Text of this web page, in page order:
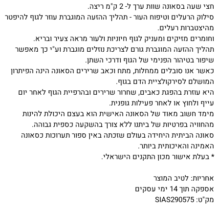
חצי שעה בסאונה שוות ערך ל- 2 ק"מ ריצה.
סילוק הרעלים וטיפוח העור - תהליך ההזעה המוגברת עוזר לגוף להיפטר
מהיצטברות רעלים.
וחומרים מזיקים ומעניק לגוף חיוניות ולעור מראה צעיר ובריא.
תהליך ההזעה המוגברת גורם לצריכת נוזלים מוגברת וע"י כך מאפשר
שיפור בטיהור הפנימי של הגוף ודרכי השתן.
כאשר אנו סובלים ממחלות, מתח וכאב שרירים הסאונה הינה הפיתרון
המושלם לסירקולציית הדם בגוף.
היא עוזרת בהפגת כאבים, שחרור שרירים ובהרפיית הגוף לאחר יום
עייף ולחוץ או לאחר פעילות גופנית.
מימד חשוב מאוד של הסאונה האישית הוא בעצם היכולת להינות
מהחוויה בפרטיות של ביתנו ללא צורך בהשקעה כספית גבוהה.
סאונה הביתית היחידה בעולם שזכתה באין ספור תערוכות כסאונה
האמינה והאיכותית ביותר.
* בעלת אישור מכון התקנים הישראלי.
אחריות: לטיב המוצר
אספקה תוך 14 ימי עסקים
מק"ט: SIAS290575